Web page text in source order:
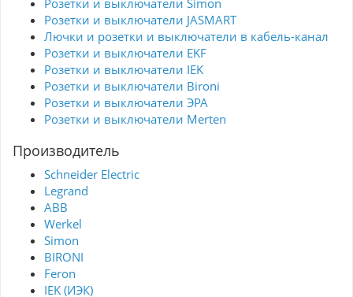
незаметен на стене, можно установить на
любую поверхность для управления
различными бытовыми светильниками.
Основные достоинства электроустановочных
изделий Bticino серии Living Now:
* Универсальность использования в любом
пространстве, будь то традиционные системы
или новые проекты.
* Совместимость с любым интерьером
благодаря стильному внешнему виду.
* Адаптивность к традиционным и умным
поверхностью и идеально выровненными
элементами.
* Безупречная сборка и высокое качество.
Розетки и выключатели Simon
Розетки и выключатели JASMART
Лючки и розетки и выключатели в кабель-канал
Розетки и выключатели EKF
Розетки и выключатели IEK
Розетки и выключатели Bironi
Розетки и выключатели ЭРА
Розетки и выключатели Merten
Производитель
Schneider Electric
Legrand
ABB
Werkel
Simon
BIRONI
Feron
IEK (ИЭК)